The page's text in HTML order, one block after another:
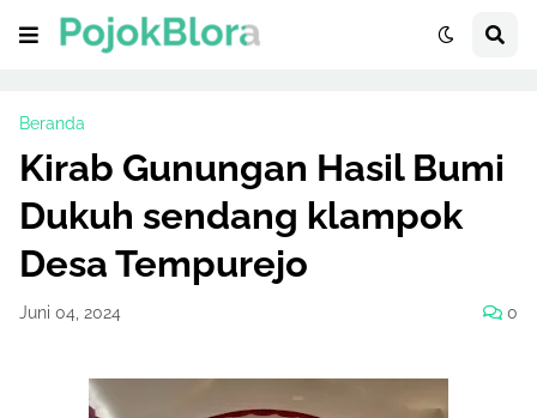
Beranda
Kirab Gunungan Hasil Bumi
Dukuh sendang klampok
Desa Tempurejo
Juni 04, 2024 0